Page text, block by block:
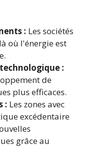
: Les sociétés
où l'énergie est
:
de
plus efficaces.
: Les zones avec
excédentaire
grâce au